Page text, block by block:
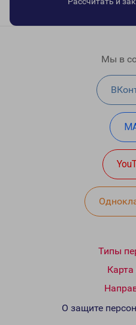
Мы в
Типы
Карта
О защите